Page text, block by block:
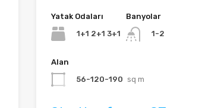
Yatak Odaları
1+1 2+1 3+1
Banyolar
1-2
Alan
56-120-190 sq m